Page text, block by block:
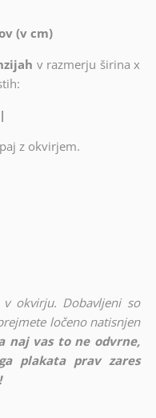
(v cm)
v razmerju širina x
z okvirjem.
okvirju. Dobavljeni so
ločeno natisnjen
naj vas to ne odvrne,
plakata prav zares